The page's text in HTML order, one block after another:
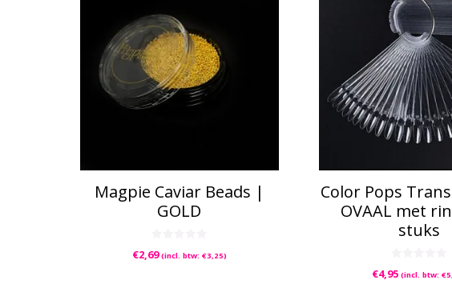
Magpie Caviar Beads |
GOLD
v
€2,69 (incl. btw: €3,25)
Color Pops
OVAAL met
stuks
v
€4,95 (incl. btw: €